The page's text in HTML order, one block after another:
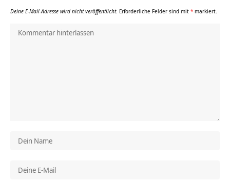
Deine E-Mail-Adresse wird nicht veröffentlicht. Erforderliche Felder sind mit * markiert.